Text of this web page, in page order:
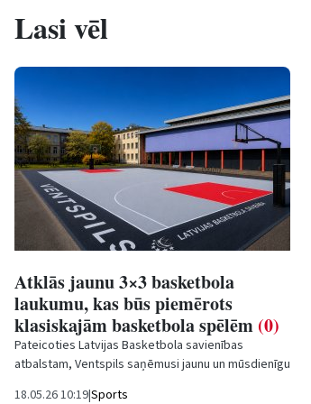
Lasi vēl
Atklās jaunu 3×3 basketbola
laukumu, kas būs piemērots
klasiskajām basketbola spēlēm (0)
Pateicoties Latvijas Basketbola savienības
atbalstam, Ventspils saņēmusi jaunu un mūsdienīgu
18.05.26 10:19|Sports